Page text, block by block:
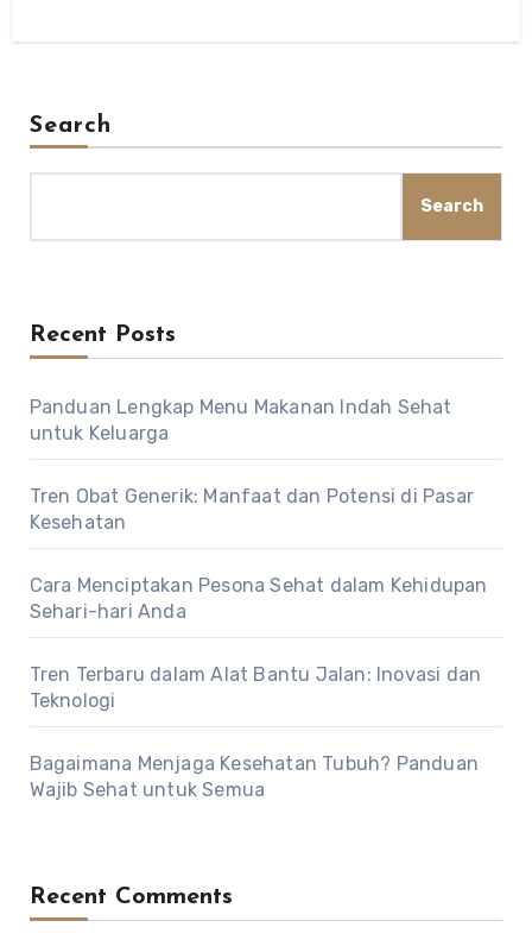
Search
Search
Recent Posts
Panduan Lengkap Menu Makanan Indah Sehat
untuk Keluarga
Tren Obat Generik: Manfaat dan Potensi di Pasar
Kesehatan
Cara Menciptakan Pesona Sehat dalam Kehidupan
Sehari-hari Anda
Tren Terbaru dalam Alat Bantu Jalan: Inovasi dan
Teknologi
Bagaimana Menjaga Kesehatan Tubuh? Panduan
Wajib Sehat untuk Semua
Recent Comments